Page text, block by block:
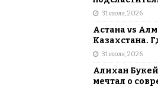
[ 5
31 июля, 2026
Астана vs
Казахстана.
31 июля, 2026
Алихан
мечтал о